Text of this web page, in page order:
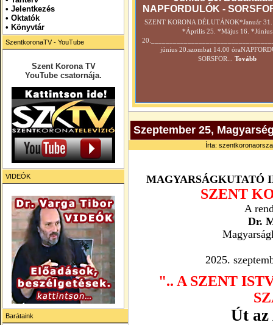
• Jelentkezés
• Oktatók
• Könyvtár
SzentkoronaTV - YouTube
Szent Korona TV
YouTube csatornája.
VIDEÓK
Barátaink
NAPFORDULÓK -
SZENT KORONA DÉLUTÁNOK*Január
*Április 25. *Május 16. *Június
június 20.szombat 14.00
SORSFOR...
Tovább
Szeptember 25,
Írta:
MAGYARSÁGKUTATÓ
SZENT
A
Dr.
2025.
".. A SZENT
Út